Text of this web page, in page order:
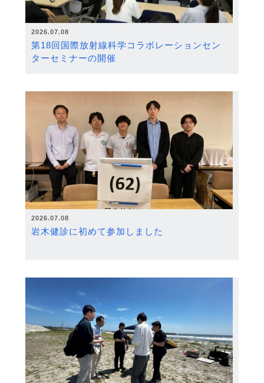
2026.07.08
第18回国際放射線科学コラボレーションセン
ターセミナーの開催
2026.07.08
岩木健診に初めて参加しました